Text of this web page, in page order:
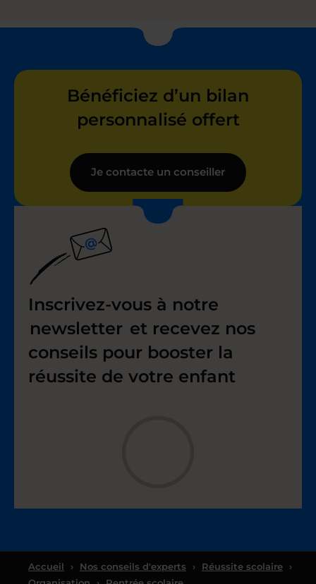
Bénéficiez d’un bilan
personnalisé offert
Je contacte un conseiller
Inscrivez-vous à notre
newsletter et recevez nos
conseils pour booster la
réussite de votre enfant
Accueil › Nos conseils d'experts › Réussite scolaire
›